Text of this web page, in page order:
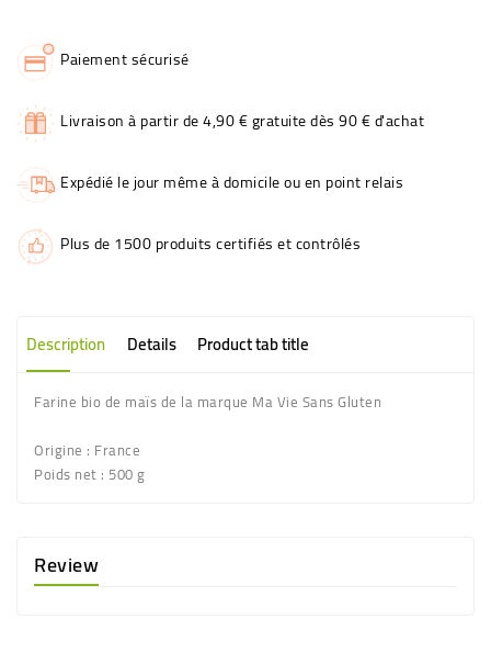
Paiement sécurisé
Livraison à partir de 4,90 € gratuite dès 90 € d'achat
Expédié le jour même à domicile ou en point relais
Plus de 1500 produits certifiés et contrôlés
Description Details Product tab title
Farine bio de maïs de la marque Ma Vie Sans Gluten
Origine : France
Poids net : 500 g
Review